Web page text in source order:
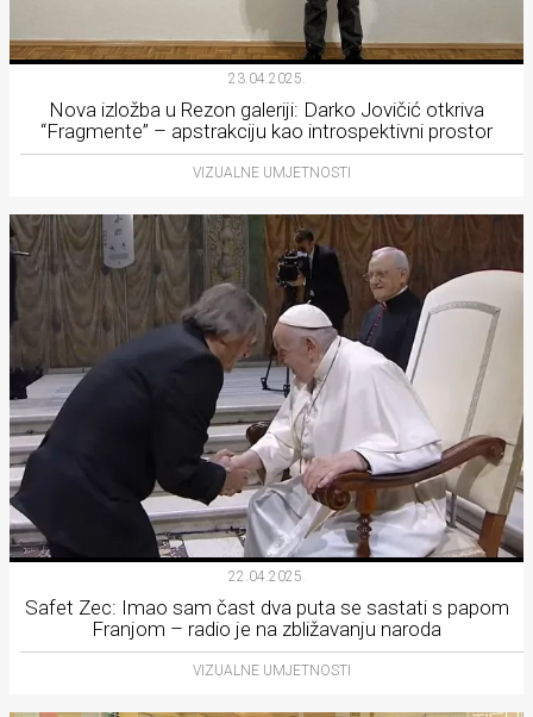
23.04.2025.
Nova izložba u Rezon galeriji: Darko Jovičić otkriva
“Fragmente” – apstrakciju kao introspektivni prostor
VIZUALNE UMJETNOSTI
22.04.2025.
Safet Zec: Imao sam čast dva puta se sastati s papom
Franjom – radio je na zbližavanju naroda
VIZUALNE UMJETNOSTI